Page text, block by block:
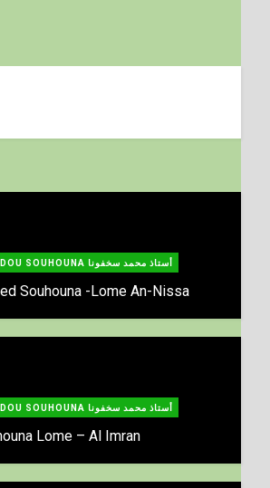
TAFSIR AVEC OUSTAZ MOHAMADOU SOUHOUNA أستاذ محمد سخفونا
Souhouna -Lome An-Nissa
TAFSIR AVEC OUSTAZ MOHAMADOU SOUHOUNA أستاذ محمد سخفونا
Lome – Al Imran